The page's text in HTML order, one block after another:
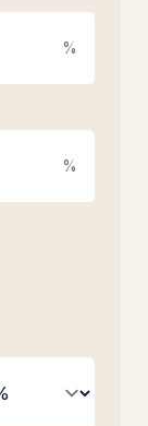
%
%